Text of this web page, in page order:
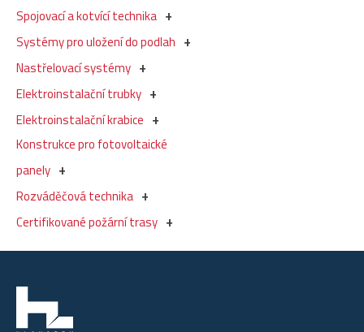
Spojovací a kotvící technika
Systémy pro uložení do podlah
Nastřelovací systémy
Elektroinstalační trubky
Elektroinstalační krabice
Konstrukce pro fotovoltaické
panely
Rozváděčová technika
Certifikované požární trasy